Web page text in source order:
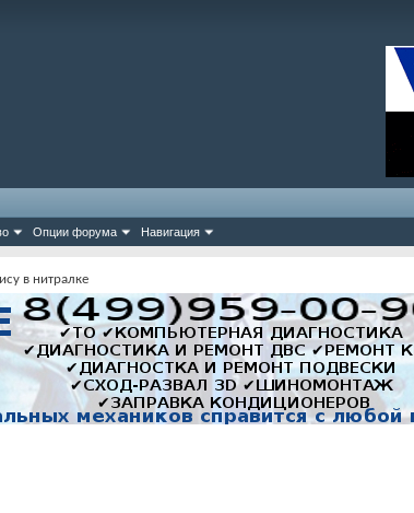
Опции форума Навигация
в нитралке